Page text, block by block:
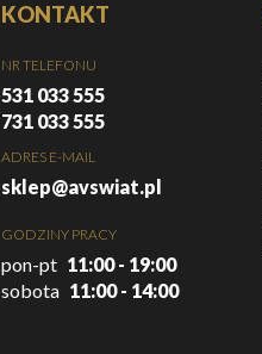
KONTAKT
NR TELEFONU
531 033 555
731 033 555
ADRES E-MAIL
sklep@avswiat.pl
GODZINY PRACY
pon-pt 11:00 - 19:00
sobota 11:00 - 14:00